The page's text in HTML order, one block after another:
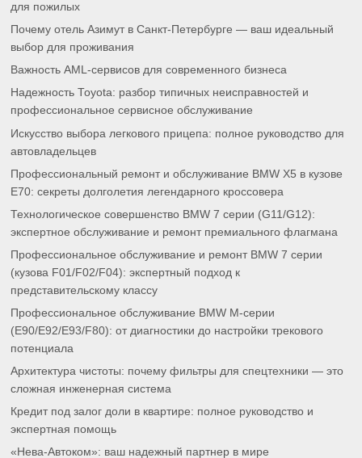
для пожилых
Почему отель Азимут в Санкт-Петербурге — ваш идеальный
выбор для проживания
Важность AML-сервисов для современного бизнеса
Надежность Toyota: разбор типичных неисправностей и
профессиональное сервисное обслуживание
Искусство выбора легкового прицепа: полное руководство для
автовладельцев
Профессиональный ремонт и обслуживание BMW X5 в кузове
E70: секреты долголетия легендарного кроссовера
Технологическое совершенство BMW 7 серии (G11/G12):
экспертное обслуживание и ремонт премиального флагмана
Профессиональное обслуживание и ремонт BMW 7 серии
(кузова F01/F02/F04): экспертный подход к
представительскому классу
Профессиональное обслуживание BMW M-серии
(E90/E92/E93/F80): от диагностики до настройки трекового
потенциала
Архитектура чистоты: почему фильтры для спецтехники — это
сложная инженерная система
Кредит под залог доли в квартире: полное руководство и
экспертная помощь
«Нева-Автоком»: ваш надежный партнер в мире